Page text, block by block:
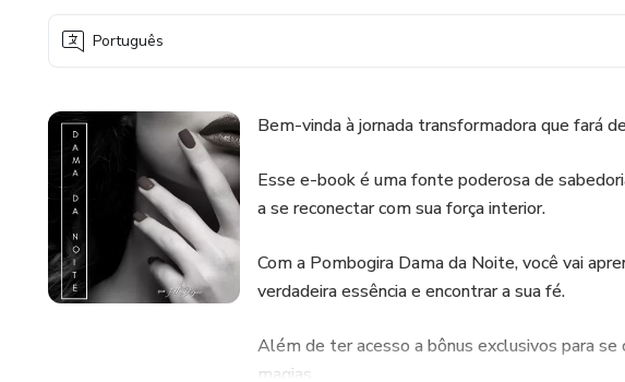
Português
Bem-vinda à jornada transformadora que fará
Esse e-book é uma fonte poderosa de
a se reconectar com sua força interior.
Com a Pombogira Dama da Noite, você vai
verdadeira essência e encontrar a sua fé.
Além de ter acesso a bônus exclusivos para
magias.